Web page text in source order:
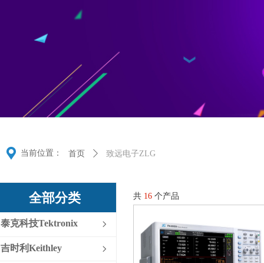
共 16 个产品
全部分类
ꁇ
泰克科技Tektronix
ꁇ
吉时利Keithley
끇 当前位置： 首页 ꄲ 致远电子ZLG